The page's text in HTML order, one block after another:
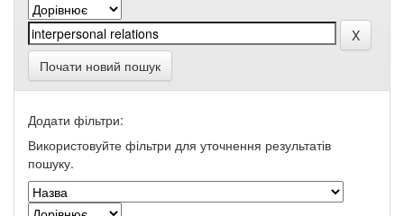
Почати новий пошук
Додати фільтри:
Використовуйте фільтри для уточнення результатів
пошуку.